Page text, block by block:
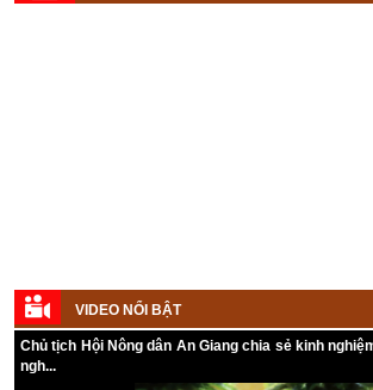
Kế hoạch tổ chức Hội chợ triển lãm Nông
phẩm nông thôn tiêu biểu tỉnh An Giang năm 2026
VIDEO NỔI BẬT
Chủ tịch Hội Nông dân An Giang chia sẻ kinh
ngh...